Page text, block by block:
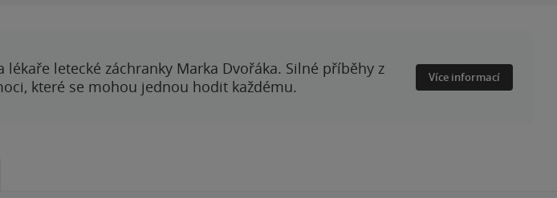
letecké záchranky Marka Dvořáka. Silné příběhy z
které se mohou jednou hodit každému.
Více informací